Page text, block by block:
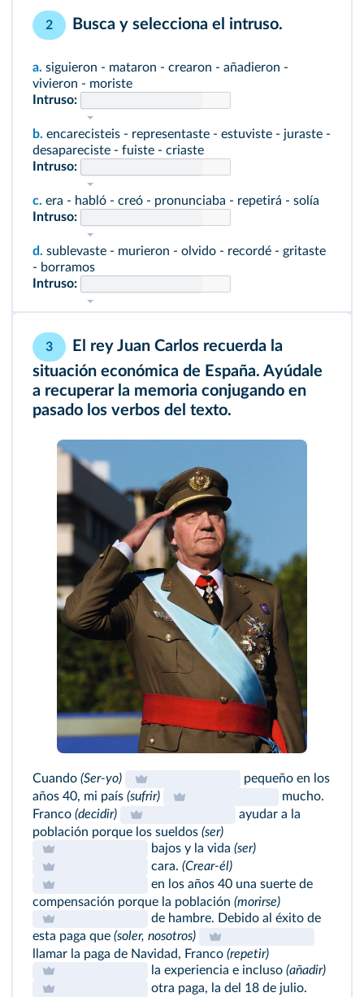
2 Busca y selecciona el intruso.
a. siguieron - mataron - crearon - añadieron -
vivieron - moriste
Intruso:
b. encarecisteis - representaste - estuviste - juraste -
desapareciste - fuiste - criaste
Intruso:
c. era - habló - creó - pronunciaba - repetirá - solía
Intruso:
d. sublevaste - murieron - olvido - recordé - gritaste
- borramos
Intruso:
3
El rey Juan Carlos recuerda la
situación económica de España. Ayúdale
a recuperar la memoria conjugando en
pasado los verbos del texto.
Cuando (Ser-yo)
pequeño en los
años 40, mi país (sufrir)
mucho.
Franco (decidir)
ayudar a la
población porque los sueldos (ser)
bajos y la vida (ser)
cara. (Crear-él)
en los años 40 una suerte de
compensación porque la población (morirse)
de hambre. Debido al éxito de
esta paga que (soler, nosotros)
llamar la paga de Navidad, Franco (repetir)
la experiencia e incluso (añadir)
otra paga, la del 18 de julio.